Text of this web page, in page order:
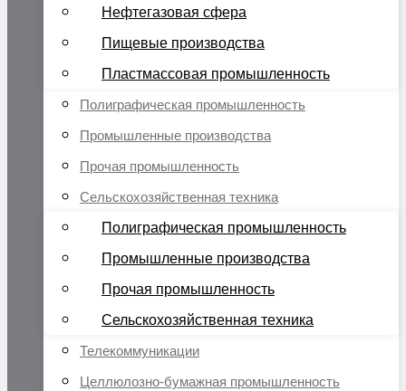
Нефтегазовая сфера
Пищевые производства
Пластмассовая промышленность
Полиграфическая промышленность
Промышленные производства
Прочая промышленность
Сельскохозяйственная техника
Полиграфическая промышленность
Промышленные производства
Прочая промышленность
Сельскохозяйственная техника
Телекоммуникации
Целлюлозно-бумажная промышленность